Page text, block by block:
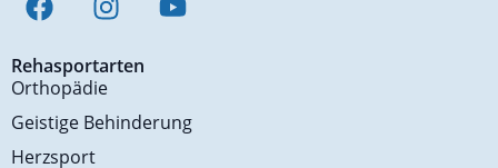
Rehasportarten
Orthopädie
Geistige Behinderung
Herzsport